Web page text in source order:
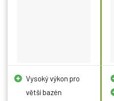
Vysoký výkon pro
větší bazén